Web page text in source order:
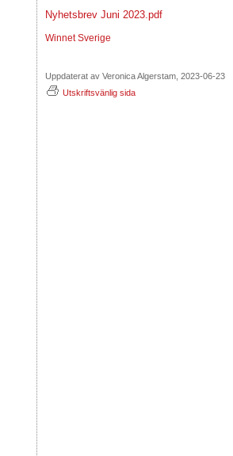
Nyhetsbrev Juni 2023.pdf
Winnet Sverige
Uppdaterat av Veronica Algerstam, 2023-06-23
Utskriftsvänlig sida